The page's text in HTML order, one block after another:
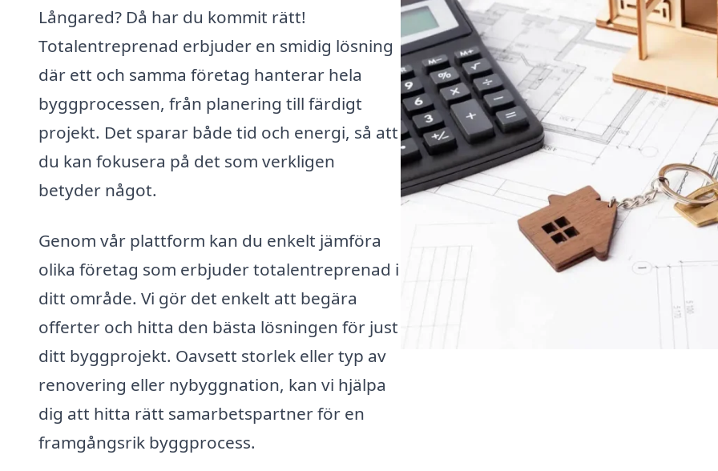
Långared? Då har du kommit rätt!
Totalentreprenad erbjuder en smidig lösning
där ett och samma företag hanterar hela
byggprocessen, från planering till färdigt
projekt. Det sparar både tid och energi, så att
du kan fokusera på det som verkligen
betyder något.
Genom vår plattform kan du enkelt jämföra
olika företag som erbjuder totalentreprenad i
ditt område. Vi gör det enkelt att begära
offerter och hitta den bästa lösningen för just
ditt byggprojekt. Oavsett storlek eller typ av
renovering eller nybyggnation, kan vi hjälpa
dig att hitta rätt samarbetspartner för en
framgångsrik byggprocess.